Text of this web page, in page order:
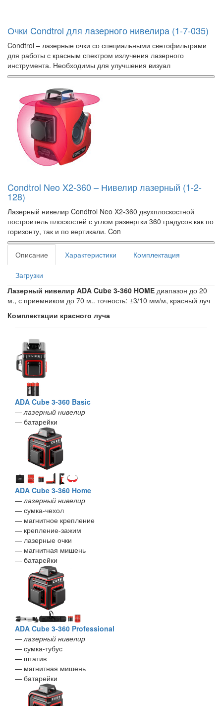
Очки Condtrol для лазерного нивелира (1-7-035)
Condtrol – лазерные очки со специальными светофильтрами
для работы с красным спектром излучения лазерного
инструмента. Необходимы для улучшения визуал
Condtrol Neo X2-360 – Нивелир лазерный (1-2-
128)
Лазерный нивелир Condtrol Neo X2-360 двухплоскостной
построитель плоскостей с углом развертки 360 градусов как по
горизонту, так и по вертикали. Con
Описание Характеристики Комплектация
Загрузки
Лазерный нивелир ADA Cube 3-360 HOME диапазон до 20
м., с приемником до 70 м.. точность: ±3/10 мм/м, красный луч
Комплектации красного луча
ADA Cube 3-360 Basic
—лазерный нивелир
— батарейки
ADA Cube 3-360 Home
—лазерный нивелир
— сумка-чехол
— магнитное крепление
— крепление-зажим
— лазерные очки
— магнитная мишень
— батарейки
ADA Cube 3-360 Professional
—лазерный нивелир
— сумка-тубус
— штатив
— магнитная мишень
— батарейки